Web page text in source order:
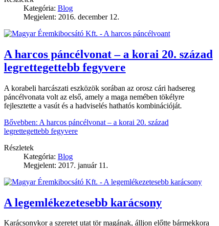
Kategória: Blog
Megjelent: 2016. december 12.
A harcos páncélvonat – a korai 20. század
legrettegettebb fegyvere
A korabeli harcászati eszközök sorában az orosz cári hadsereg
páncélvonata volt az első, amely a maga nemében tökélyre
fejlesztette a vasút és a hadviselés hathatós kombinációját.
Bővebben: A harcos páncélvonat – a korai 20. század
legrettegettebb fegyvere
Részletek
Kategória: Blog
Megjelent: 2017. január 11.
A legemlékezetesebb karácsony
Karácsonykor a szeretet utat tör magának, álljon előtte bármekkora